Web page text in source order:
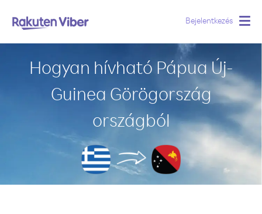
Bejelentkezés
Hogyan hívható Pápua Új-
Guinea Görögország
országból